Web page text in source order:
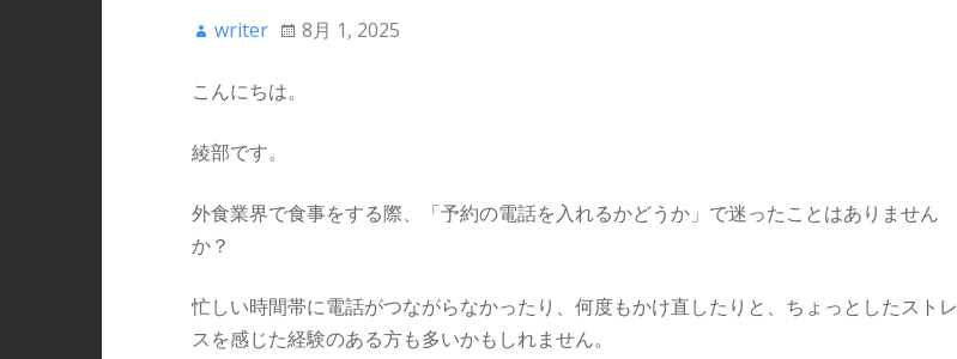
writer 8月 1, 2025
こんにちは。
綾部です。
外食業界で食事をする際、「予約の電話を入れるかどうか」で迷ったことはありません
か？
忙しい時間帯に電話がつながらなかったり、何度もかけ直したりと、ちょっとしたストレ
スを感じた経験のある方も多いかもしれません。